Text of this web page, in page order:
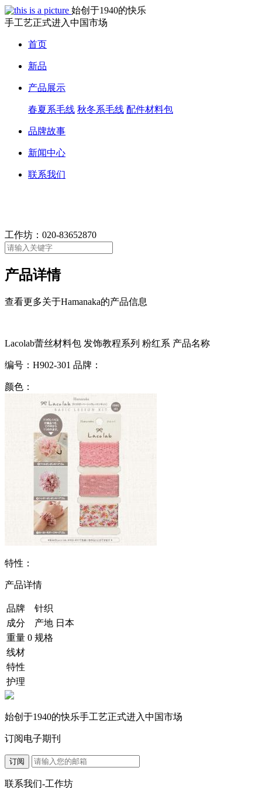
始创于1940的快乐
手工艺正式进入中国市场
首页
新品
产品展示
春夏系毛线 秋冬系毛线 配件材料包
品牌故事
新闻中心
联系我们
工作坊： 020-83652870
产品详情
查看更多关于Hamanaka的产品信息
Lacolab蕾丝材料包 发饰教程系列 粉红系 产品名称
编号： H902-301 品牌：
颜色：
特性：
产品详情
品牌
针织
成分
产地 日本
重量 0 规格
线材
特性
护理
始创于1940的快乐手工艺正式进入中国市场
订阅电子期刊
订阅
联系我们-工作坊